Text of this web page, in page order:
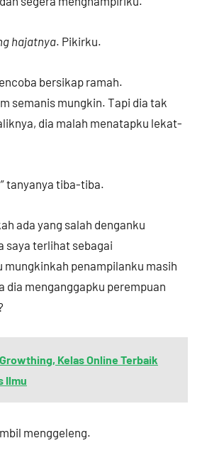
hajatnya. Pikirku.
bersikap ramah.
semanis mungkin. Tapi dia tak
dia malah menatapku lekat-
tanyanya tiba-tiba.
ada yang salah denganku
saya terlihat sebagai
mungkinkah penampilanku masih
dia menganggapku perempuan
Kelas Online Terbaik
Ilmu
menggeleng.